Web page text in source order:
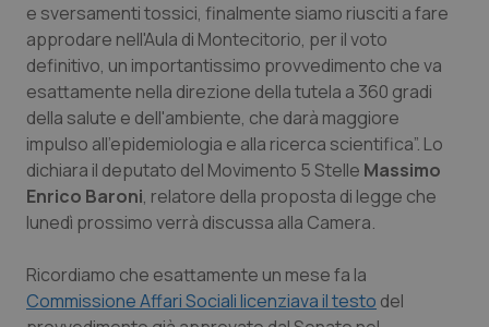
Calabria
Campania
Emilia-Romagna
Friuli Venezia Giulia
Lazio
Liguria
Asma & BPCO
Car-T
Colesterolo & coronaropatie
Dermatite Atopica
Diabete & glucometri
Disturbi dell’umore
e sversamenti tossici, finalmente siamo riusciti a fare
approdare nell'Aula di Montecitorio, per il voto
definitivo, un importantissimo provvedimento che va
esattamente nella direzione della tutela a 360 gradi
della salute e dell'ambiente, che darà maggiore
impulso all'epidemiologia e alla ricerca scientifica”. Lo
dichiara il deputato del Movimento 5 Stelle Massimo
Enrico Baroni, relatore della proposta di legge che
lunedì prossimo verrà discussa alla Camera.
Ricordiamo che esattamente un mese fa la
Commissione Affari Sociali licenziava il testo del